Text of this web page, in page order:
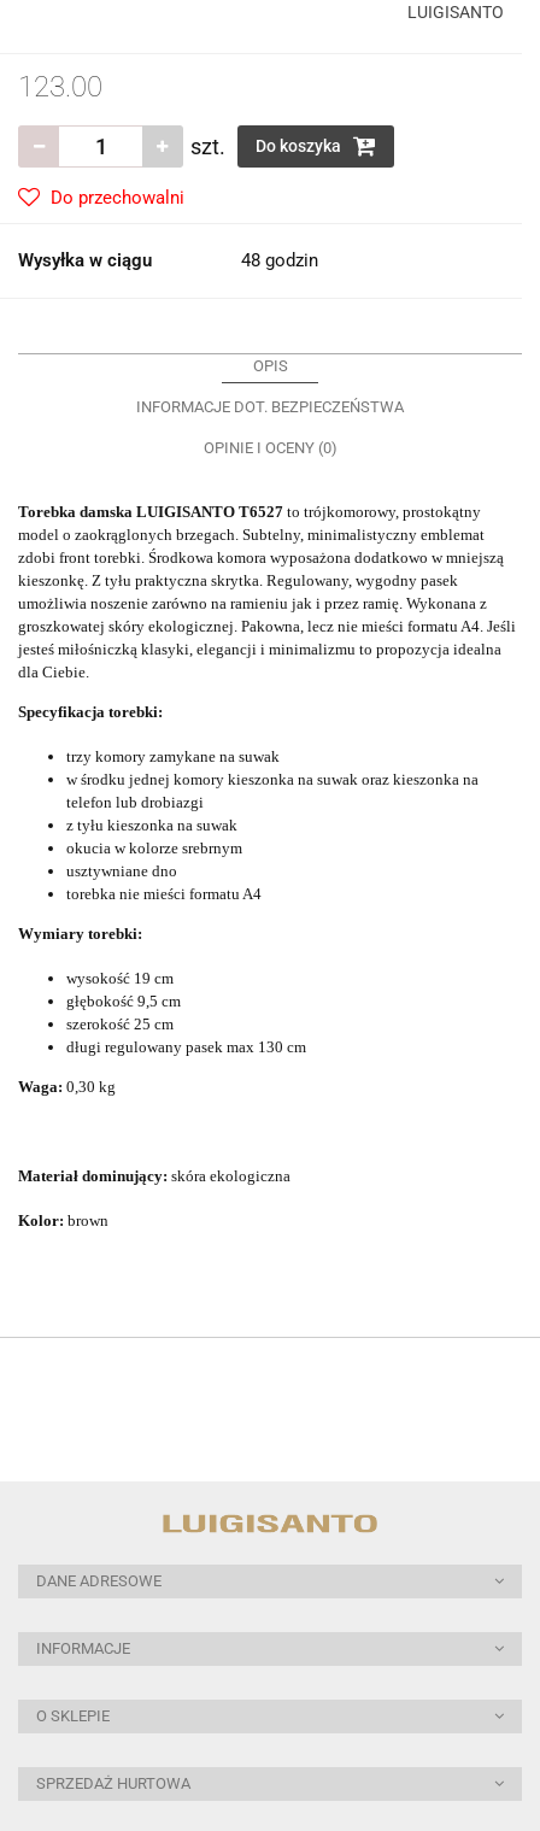
LUIGISANTO
123.00
szt. Do koszyka
Do przechowalni
Wysyłka w ciągu 48 godzin
OPIS
INFORMACJE DOT. BEZPIECZEŃSTWA
OPINIE I OCENY (0)
Torebka damska LUIGISANTO T6527 to trójkomorowy, prostokątny
model o zaokrąglonych brzegach. Subtelny, minimalistyczny emblemat
zdobi front torebki. Środkowa komora wyposażona dodatkowo w mniejszą
kieszonkę. Z tyłu praktyczna skrytka. Regulowany, wygodny pasek
umożliwia noszenie zarówno na ramieniu jak i przez ramię. Wykonana z
groszkowatej skóry ekologicznej. Pakowna, lecz nie mieści formatu A4. Jeśli
jesteś miłośniczką klasyki, elegancji i minimalizmu to propozycja idealna
dla Ciebie.
Specyfikacja torebki:
trzy komory zamykane na suwak
w środku jednej komory kieszonka na suwak oraz kieszonka na
telefon lub drobiazgi
z tyłu kieszonka na suwak
okucia w kolorze srebrnym
usztywniane dno
torebka nie mieści formatu A4
Wymiary torebki:
wysokość 19 cm
głębokość 9,5 cm
szerokość 25 cm
długi regulowany pasek max 130 cm
Waga: 0,30 kg
Materiał dominujący: skóra ekologiczna
Kolor: brown
DANE ADRESOWE
INFORMACJE
O SKLEPIE
SPRZEDAŻ HURTOWA